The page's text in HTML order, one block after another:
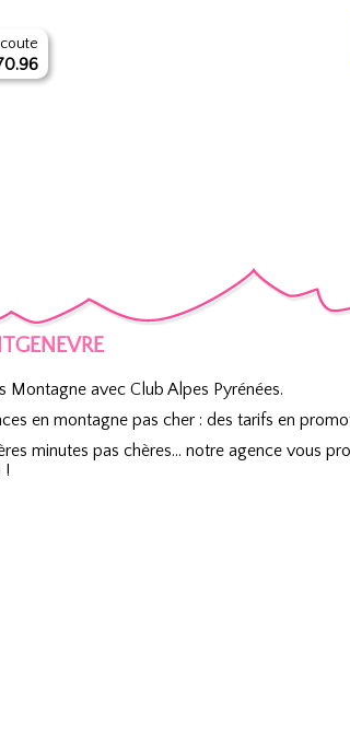
Montagne avec Club Alpes Pyrénées.
en montagne pas cher : des tarifs en
minutes pas chères… notre agence vous
!